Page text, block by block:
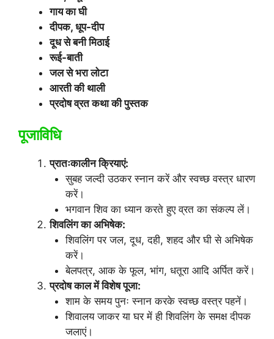
गाय का घी
दीपक, धूप-दीप
दूध से बनी मिठाई
रूई-बाती
जल से भरा लोटा
आरती की थाली
प्रदोष व्रत कथा की पुस्तक
पूजाविधि
प्रातःकालीन क्रियाएं:
सुबह जल्दी उठकर स्नान करें और स्वच्छ वस्त्र धारण
करें।
भगवान शिव का ध्यान करते हुए व्रत का संकल्प लें।
शिवलिंग का अभिषेक:
शिवलिंग पर जल, दूध, दही, शहद और घी से अभिषेक
करें।
बेलपत्र, आक के फूल, भांग, धतूरा आदि अर्पित करें।
प्रदोष काल में विशेष पूजा:
शाम के समय पुनः स्नान करके स्वच्छ वस्त्र पहनें।
शिवालय जाकर या घर में ही शिवलिंग के समक्ष दीपक
जलाएं।